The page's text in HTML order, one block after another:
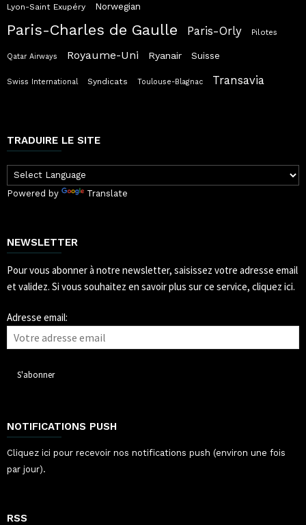
Lyon-Saint Exupéry Norwegian
Paris-Charles de Gaulle Paris-Orly Pilotes
Qatar Airways Royaume-Uni Ryanair Suisse
Swiss International Syndicats Toulouse-Blagnac Transavia
TRADUIRE LE SITE
Powered by Translate
NEWSLETTER
Pour vous abonner à notre newsletter, saisissez votre adresse email
et validez. Si vous souhaitez en savoir plus sur ce service, cliquez ici.
Adresse email:
NOTIFICATIONS PUSH
Cliquez ici pour recevoir nos notifications push (environ une fois
par jour).
RSS